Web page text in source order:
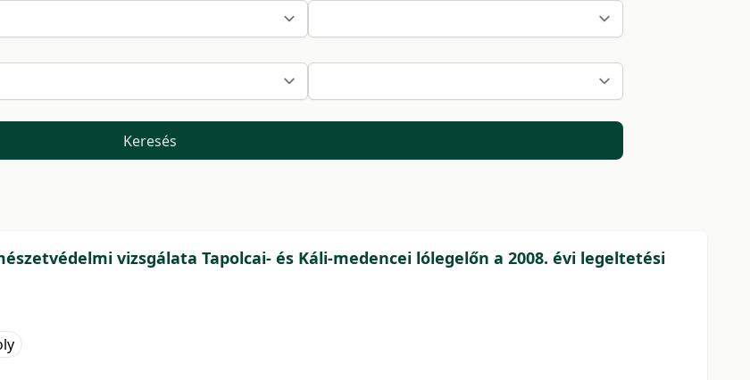
Keresés
vizsgálata Tapolcai- és Káli-medencei lólegelőn a 2008. évi legeltetési